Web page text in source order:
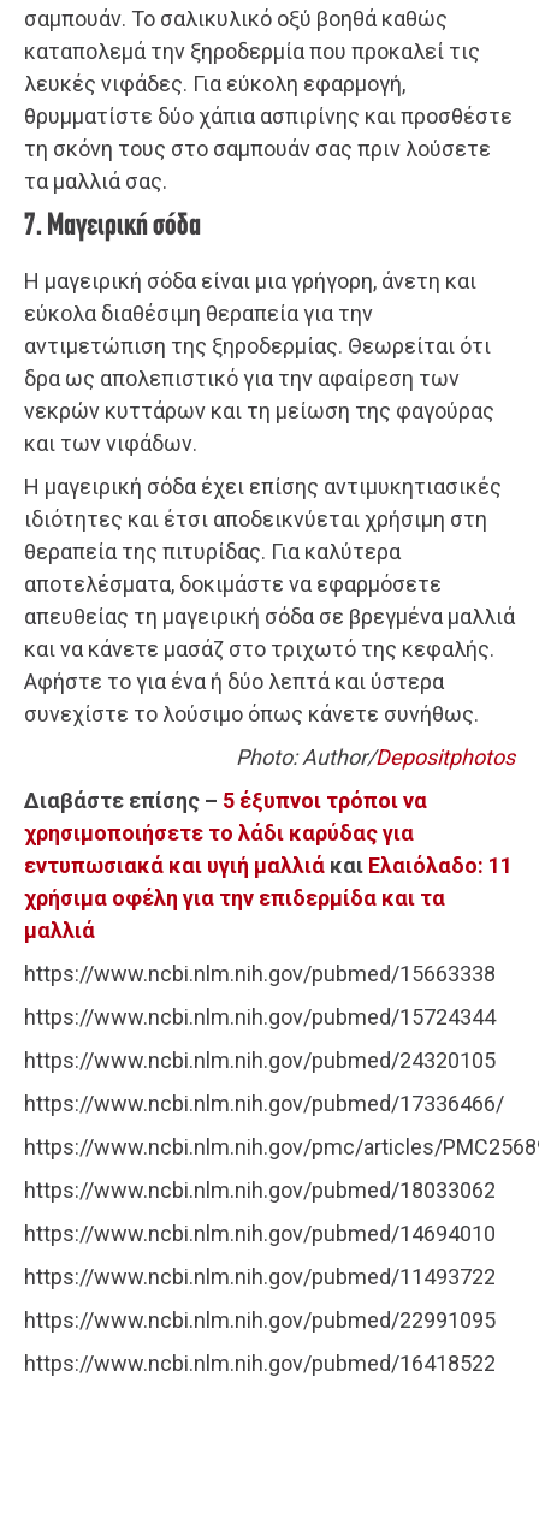
σαμπουάν. Το σαλικυλικό οξύ βοηθά καθώς
καταπολεμά την ξηροδερμία που προκαλεί τις
λευκές νιφάδες. Για εύκολη εφαρμογή,
θρυμματίστε δύο χάπια ασπιρίνης και προσθέστε
τη σκόνη τους στο σαμπουάν σας πριν λούσετε
τα μαλλιά σας.
7. Μαγειρική σόδα
Η μαγειρική σόδα είναι μια γρήγορη, άνετη και
εύκολα διαθέσιμη θεραπεία για την
αντιμετώπιση της ξηροδερμίας. Θεωρείται ότι
δρα ως απολεπιστικό για την αφαίρεση των
νεκρών κυττάρων και τη μείωση της φαγούρας
και των νιφάδων.
Η μαγειρική σόδα έχει επίσης αντιμυκητιασικές
ιδιότητες και έτσι αποδεικνύεται χρήσιμη στη
θεραπεία της πιτυρίδας. Για καλύτερα
αποτελέσματα, δοκιμάστε να εφαρμόσετε
απευθείας τη μαγειρική σόδα σε βρεγμένα μαλλιά
και να κάνετε μασάζ στο τριχωτό της κεφαλής.
Αφήστε το για ένα ή δύο λεπτά και ύστερα
συνεχίστε το λούσιμο όπως κάνετε συνήθως.
Photo: Author/Depositphotos
Διαβάστε επίσης – 5 έξυπνοι τρόποι να
χρησιμοποιήσετε το λάδι καρύδας για
εντυπωσιακά και υγιή μαλλιά και Ελαιόλαδο: 11
χρήσιμα οφέλη για την επιδερμίδα και τα
μαλλιά
https://www.ncbi.nlm.nih.gov/pubmed/15663338
https://www.ncbi.nlm.nih.gov/pubmed/15724344
https://www.ncbi.nlm.nih.gov/pubmed/24320105
https://www.ncbi.nlm.nih.gov/pubmed/17336466/
https://www.ncbi.nlm.nih.gov/pmc/articles/
https://www.ncbi.nlm.nih.gov/pubmed/18033062
https://www.ncbi.nlm.nih.gov/pubmed/14694010
https://www.ncbi.nlm.nih.gov/pubmed/11493722
https://www.ncbi.nlm.nih.gov/pubmed/22991095
https://www.ncbi.nlm.nih.gov/pubmed/16418522